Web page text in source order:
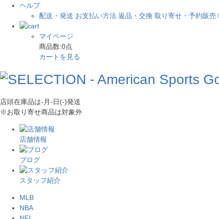
ヘルプ
配送・発送 お支払い方法 返品・交換 取り寄せ・予約販売
マイページ
商品数:0点
カートを見る
店頭在庫品は-月-日(-)発送
※お取り寄せ商品は対象外
店舗情報
ブログ
スタッフ紹介
MLB
NBA